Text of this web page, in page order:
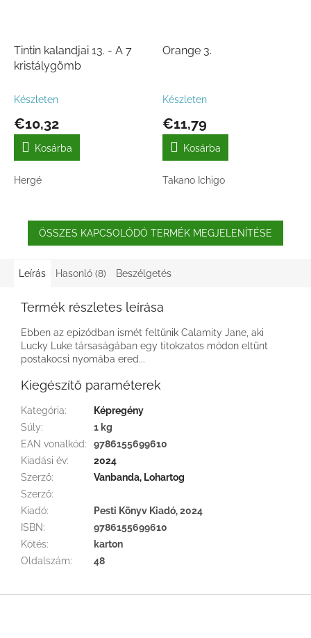
Tintin kalandjai 13. - A 7
kristálygömb
Készleten
€10,32
Kosárba
Hergé
Orange 3.
Készleten
€11,79
Kosárba
Takano Ichigo
ÖSSZES KAPCSOLÓDÓ TERMÉK MEGJELENÍTÉSE
Leírás Hasonló (8) Beszélgetés
Termék részletes leírása
Ebben az epizódban ismét feltűnik Calamity Jane, aki
Lucky Luke társaságában egy titokzatos módon eltűnt
postakocsi nyomába ered...
Kiegészítő paraméterek
Kategória:
Képregény
Súly:
1 kg
EAN vonalkód:
9786155699610
Kiadási év:
2024
Szerző:
Vanbanda, Lohartog
Szerző:
Kiadó:
Pesti Könyv Kiadó, 2024
ISBN:
9786155699610
Kötés:
karton
Oldalszám: 48